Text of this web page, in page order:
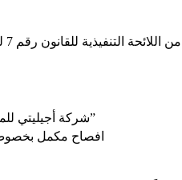
شركة أجيليتي للمخازن العمومية ش.م.ك.ع “أجيليتي”
افصاح مكمل